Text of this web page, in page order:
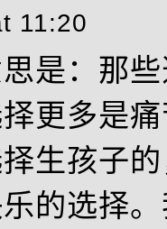
11:20
是：那
更多是
生孩子
的选择